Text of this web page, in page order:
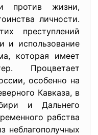
против жизни,
личности.
преступлений
и использование
которая имеет
Процветает
особенно на
Кавказа, в
и Дальнего
рабства
неблагополучных